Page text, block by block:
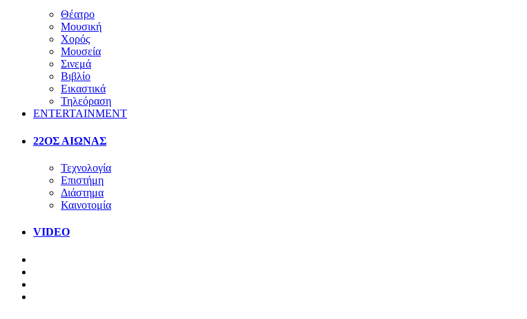
Θέατρο
Μουσική
Χορός
Μουσεία
Σινεμά
Βιβλίο
Εικαστικά
Τηλεόραση
ENTERTAINMENT
22ΟΣ ΑΙΩΝΑΣ
Τεχνολογία
Επιστήμη
Διάστημα
Καινοτομία
VIDEO